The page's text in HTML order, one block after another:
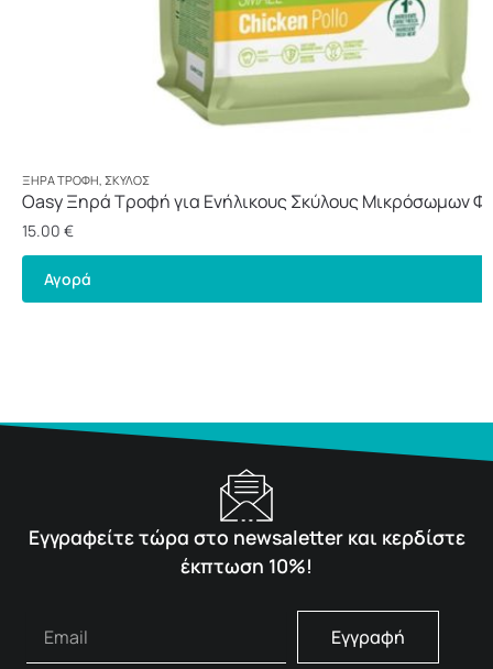
ΞΗΡΆ ΤΡΟΦΉ ΣΚΎΛΟΣ
Oasy Ξηρά Τροφή για Ενήλικους Σκύλους Μικρόσωμων
Κοτόπουλο 3kg
15.00 €
Αγορά
Εγγραφείτε τώρα στο newsaletter και κερδίστε
έκπτωση 10%!
Εγγραφή